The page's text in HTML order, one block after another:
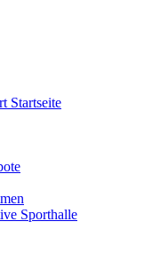
Startseite
Sporthalle